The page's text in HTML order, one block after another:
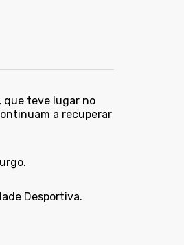
que teve lugar no
a recuperar
Desportiva.